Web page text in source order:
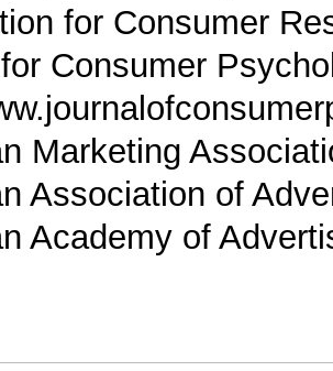
for Consumer
Consumer
Marketing
Association of
Academy of